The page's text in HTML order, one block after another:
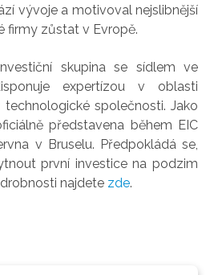
vývoje a motivoval nejslibnější
firmy zůstat v Evropě.
skupina se sídlem ve
expertízou v oblasti
společnosti. Jako
představena během EIC
v Bruselu. Předpokládá se,
první investice na podzim
najdete zde.